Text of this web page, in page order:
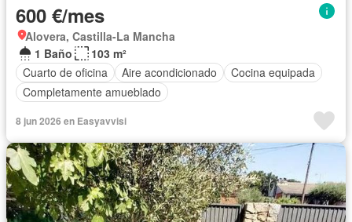
600 €/mes
Alovera, Castilla-La Mancha
1 Baño
103 m²
Cuarto de oficina
Aire acondicionado
Cocina equipada
Completamente amueblado
8 jun 2026 en Easyavvisi